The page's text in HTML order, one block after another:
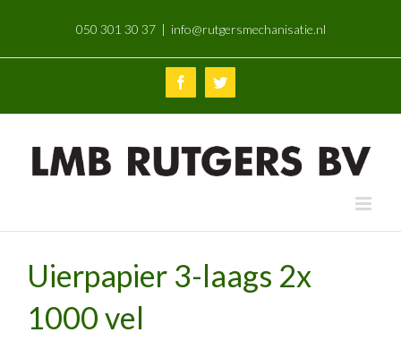
content
050 301 30 37 | info@rutgersmechanisatie.nl
FacebookTwitter
Uierpapier 3-laags 2x
1000 vel